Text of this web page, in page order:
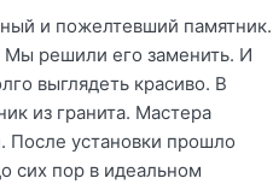
и пожелтевший памятник.
Мы решили его заменить. И
выглядеть красиво. В
из гранита. Мастера
После установки прошло
сих пор в идеальном